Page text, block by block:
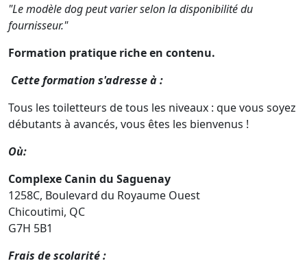
"Le modèle dog peut varier selon la disponibilité du
fournisseur."
Formation pratique riche en contenu.
Cette formation s'adresse à :
Tous les toiletteurs de tous les niveaux : que vous soyez
débutants à avancés, vous êtes les bienvenus !
Où:
Complexe Canin du Saguenay
1258C, Boulevard du Royaume Ouest
Chicoutimi, QC
G7H 5B1
Frais de scolarité :